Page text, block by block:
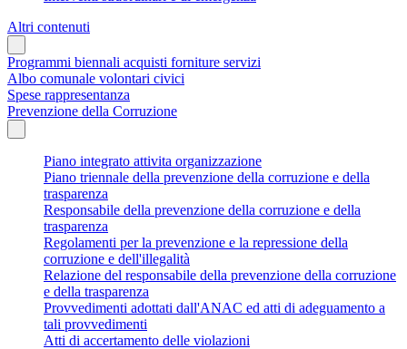
Altri contenuti
Programmi biennali acquisti forniture servizi
Albo comunale volontari civici
Spese rappresentanza
Prevenzione della Corruzione
Piano integrato attivita organizzazione
Piano triennale della prevenzione della corruzione e della
trasparenza
Responsabile della prevenzione della corruzione e della
trasparenza
Regolamenti per la prevenzione e la repressione della
corruzione e dell'illegalità
Relazione del responsabile della prevenzione della corruzione
e della trasparenza
Provvedimenti adottati dall'ANAC ed atti di adeguamento a
tali provvedimenti
Atti di accertamento delle violazioni